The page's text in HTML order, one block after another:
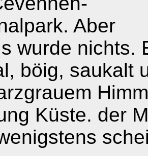
Aber
wurde nichts.
böig, saukalt
Küste. der